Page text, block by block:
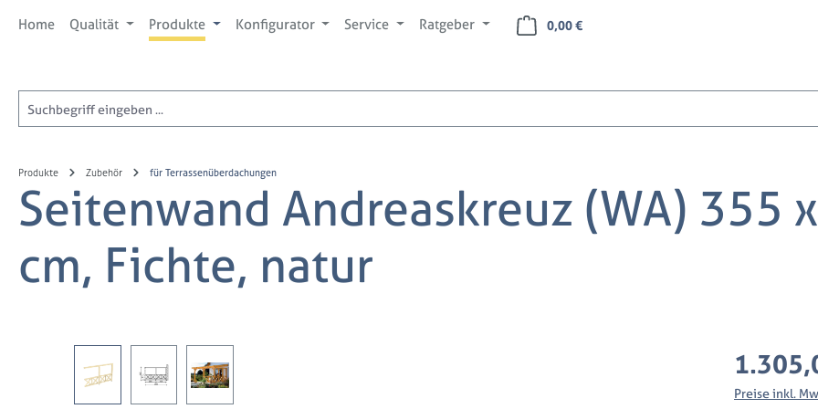
Hauptinhalt springen
Zur Suche springen
Zur Hauptnavigation springen
Home Qualität Produkte Konfigurator Service Ratgeber 0,00 €Warenkorb enthält 0 Positionen. Der
Produkte Zubehör für Terrassenüberdachungen
Seitenwand Andreaskreuz (WA) 355
cm, Fichte, natur
Regulärer
Preise inkl.